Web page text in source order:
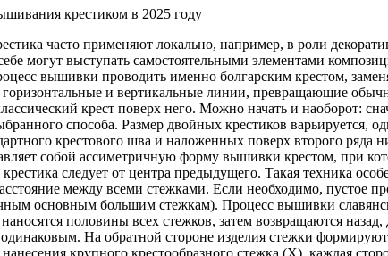
часто применяют локально, например, в роли
могут выступать самостоятельными элементами
вышивки проводить именно болгарским крестом,
горизонтальные и вертикальные линии, превращающие
крест поверх него. Можно начать и наоборот:
способа. Размер двойных крестиков варьируется,
крестового шва и наложенных поверх второго ряда
собой ассиметричную форму вышивки крестом, при
следует от центра предыдущего. Такая техника
между всеми стежками. Если необходимо, пустое
основным большим стежкам). Процесс вышивки
половины всех стежков, затем возвращаются
На обратной стороне изделия стежки
крупного крестообразного стежка (X), каждая